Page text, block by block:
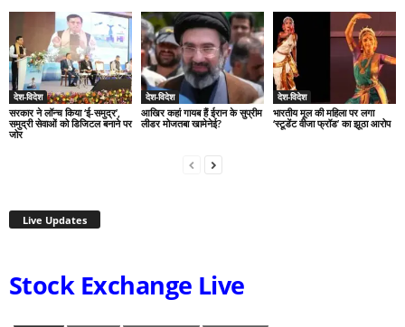
देश-विदेश
सरकार ने लॉन्च किया ‘ई-समुद्र’,
समुद्री सेवाओं को डिजिटल बनाने पर
जोर
देश-विदेश
आखिर कहां गायब हैं ईरान के सुप्रीम
लीडर मोजतबा खामेनेई?
देश-विदेश
भारतीय मूल की महिला पर लगा
‘स्टूडेंट वीजा फ्रॉड’ का झूठा आरोप
Live Updates
Stock Exchange Live